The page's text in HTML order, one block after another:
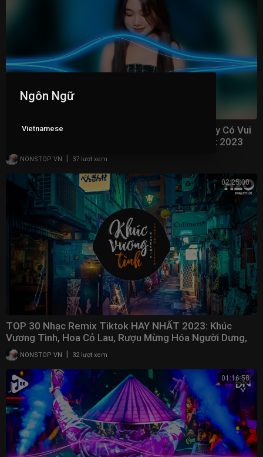
Danh Vọng Remix - Giờ Người Phương Xa Nơi Ấy Có Vui
Không Người Remix - Nhạc Trẻ Remix Hay Nhất 2023
NONSTOP VN 37 lượt xem
02:25:00
TOP 30 Nhạc Remix Tiktok HAY NHẤT 2023: Khúc
Vương Tình, Hoa Cỏ Lau, Rượu Mừng Hóa Người Dưng,
Gió NONSTOP VN 32 lượt xem
01:16:58
Ngôn Ngữ
Vietnamese